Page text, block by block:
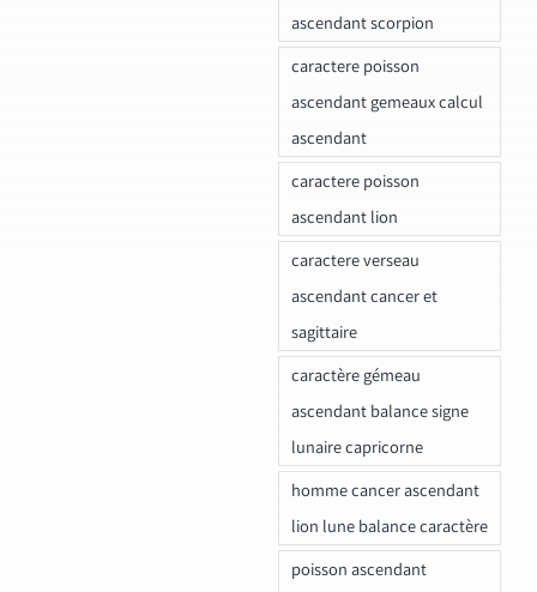
ascendant scorpion
caractere poisson
ascendant gemeaux calcul
ascendant
caractere poisson
ascendant lion
caractere verseau
ascendant cancer et
sagittaire
caractère gémeau
ascendant balance signe
lunaire capricorne
homme cancer ascendant
lion lune balance caractère
poisson ascendant